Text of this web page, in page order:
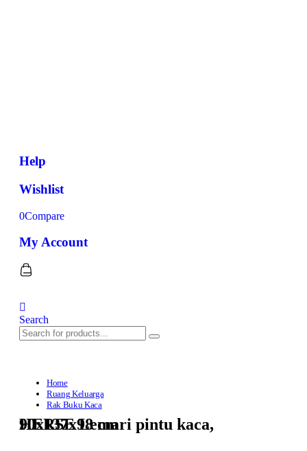
Help
Wishlist
0Compare
My Account
Search
Home
Ruang Keluarga
Rak Buku Kaca
HERSE Lemari pintu kaca, 90x137x98 cm